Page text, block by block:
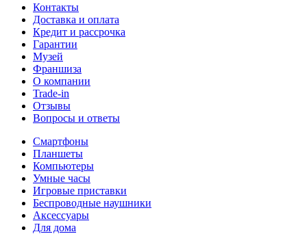
Контакты
Доставка и оплата
Кредит и рассрочка
Гарантии
Музей
Франшиза
О компании
Trade-in
Отзывы
Вопросы и ответы
Смартфоны
Планшеты
Компьютеры
Умные часы
Игровые приставки
Беспроводные наушники
Аксессуары
Для дома